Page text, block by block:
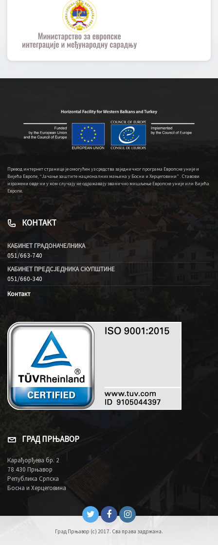
Превод интернет странице је омогућен уз средства заједничког програма Европске уније и
Вијећа Европе, “Јачање заштите националних мањина у Босни и Херцеговини” . Ставови
изражени овде ни у ком случају не одражавају званично мишљење Европске уније или Вијећа
Европе.
КОНТАКТ
КАБИНЕТ ГРАДОНАЧЕЛНИКА
051/663-740
КАБИНЕТ ПРЕДСЈЕДНИКА СКУПШТИНЕ
051/660-340
Контакт
ГРАД ПРЊАВОР
Карађорђева бр. 2
78 430 Прњавор
Република Српска
Босна и Херцеговина
Град Прњавор (c) 2017. Сва права задржана.